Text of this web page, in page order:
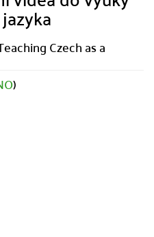
Czech as a
)